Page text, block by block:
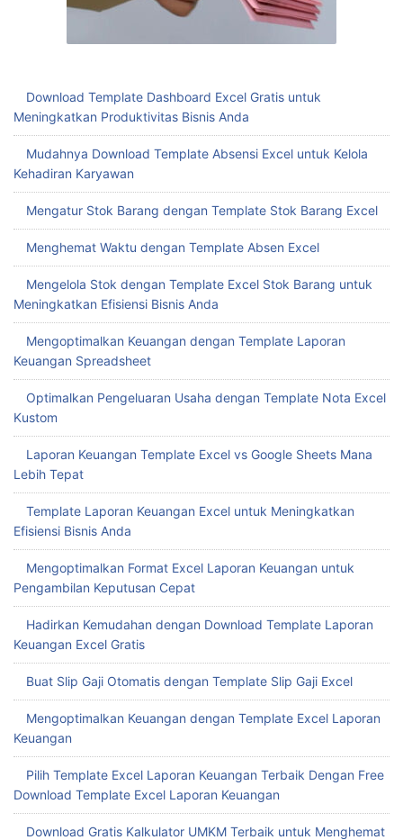
Download Template Dashboard Excel Gratis untuk
Meningkatkan Produktivitas Bisnis Anda
Mudahnya Download Template Absensi Excel untuk Kelola
Kehadiran Karyawan
Mengatur Stok Barang dengan Template Stok Barang Excel
Menghemat Waktu dengan Template Absen Excel
Mengelola Stok dengan Template Excel Stok Barang untuk
Meningkatkan Efisiensi Bisnis Anda
Mengoptimalkan Keuangan dengan Template Laporan
Keuangan Spreadsheet
Optimalkan Pengeluaran Usaha dengan Template Nota Excel
Kustom
Laporan Keuangan Template Excel vs Google Sheets Mana
Lebih Tepat
Template Laporan Keuangan Excel untuk Meningkatkan
Efisiensi Bisnis Anda
Mengoptimalkan Format Excel Laporan Keuangan untuk
Pengambilan Keputusan Cepat
Hadirkan Kemudahan dengan Download Template Laporan
Keuangan Excel Gratis
Buat Slip Gaji Otomatis dengan Template Slip Gaji Excel
Mengoptimalkan Keuangan dengan Template Excel Laporan
Keuangan
Pilih Template Excel Laporan Keuangan Terbaik Dengan Free
Download Template Excel Laporan Keuangan
Download Gratis Kalkulator UMKM Terbaik untuk Menghemat